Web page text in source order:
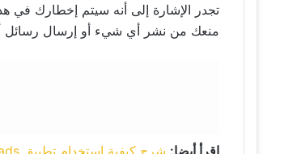
تجدر الإشارة إلى أنه سيتم إخطارك في
منعك من نشر أي شيء أو إرسال رسائل
اقرأ أيضا: شرح كيفية استخدام تطبيق Threads: تحميل تطبيق ثريدز والنشر والتفاعل